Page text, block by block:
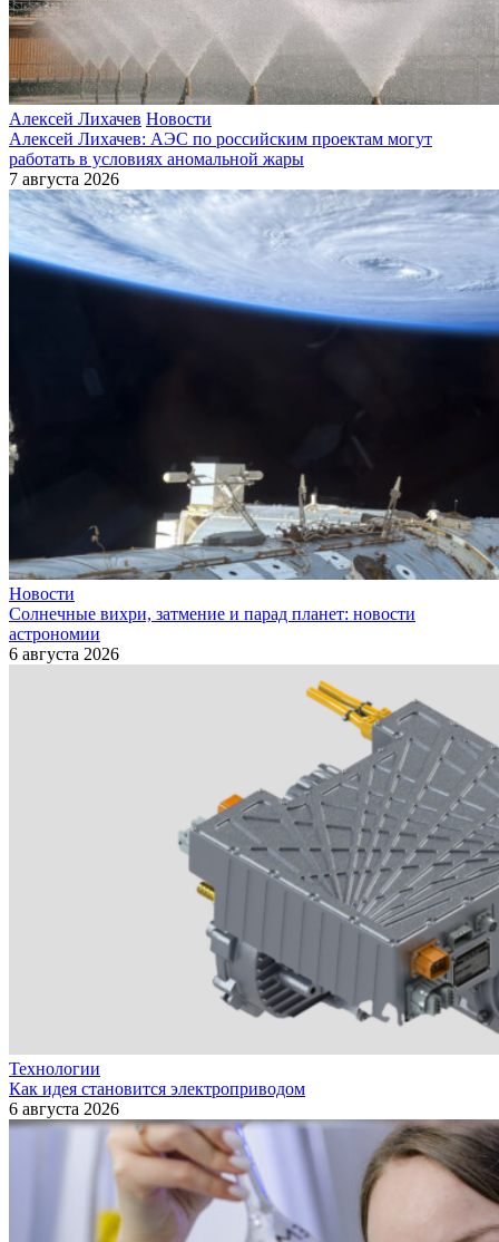
Алексей Лихачев Новости
Алексей Лихачев: АЭС по российским проектам могут
работать в условиях аномальной жары
7 августа 2026
Новости
Солнечные вихри, затмение и парад планет: новости
астрономии
6 августа 2026
Технологии
Как идея становится электроприводом
6 августа 2026